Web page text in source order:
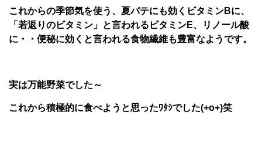
これからの季節気を使う、夏バテにも効くビタミンBに、
「若返りのビタミン」と言われるビタミンE、リノール酸
に・・便秘に効くと言われる食物繊維も豊富なようです。
実は万能野菜でした～
これから積極的に食べようと思ったﾜﾀｼでした(+o+)笑